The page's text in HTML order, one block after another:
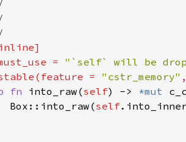
=
"`self` will be
=
"cstr_memory"
fn into_raw(self) -> *mut
Box::into_raw(
self